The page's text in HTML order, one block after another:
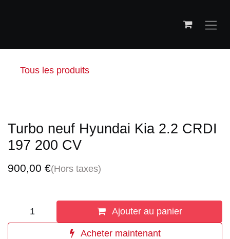
Tous les produits
Turbo neuf Hyundai Kia 2.2 CRDI
197 200 CV
900,00 €(Hors taxes)
Ajouter au panier
Acheter maintenant